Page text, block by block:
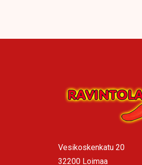
Vesikoskenkatu 20
32200 Loimaa